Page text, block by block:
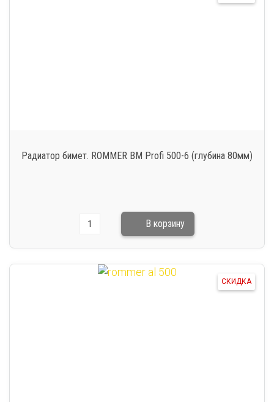
Радиатор бимет. ROMMER BM Profi 500-6 (глубина 80мм)
СКИДКА